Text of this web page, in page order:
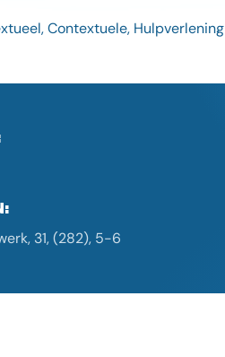
Contextuele, Hulpverlening
31, (282), 5-6